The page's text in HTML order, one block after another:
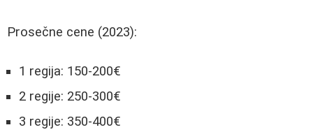
Prosečne cene (2023):
1 regija: 150-200€
2 regije: 250-300€
3 regije: 350-400€